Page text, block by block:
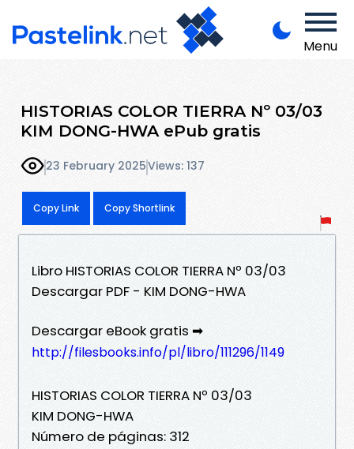
Menu
HISTORIAS COLOR TIERRA Nº 03/03
KIM DONG-HWA ePub gratis
23 February 2025Views: 137
Copy Link Copy Shortlink
Libro HISTORIAS COLOR TIERRA Nº 03/03
Descargar PDF - KIM DONG-HWA
Descargar eBook gratis ➡
http://filesbooks.info/pl/libro/111296/1149
HISTORIAS COLOR TIERRA Nº 03/03
KIM DONG-HWA
Número de páginas: 312